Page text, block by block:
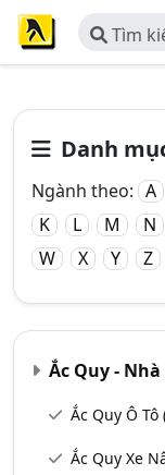
Tìm
Danh
Ngành theo: A
K
L M N
W
X Y Z
Ắc Quy -
Ắc Quy Ô Tô
Ắc Quy Xe